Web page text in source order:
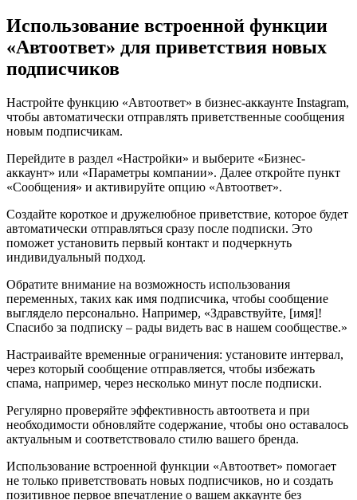
Использование встроенной функции
«Автоответ» для приветствия новых
подписчиков
Настройте функцию «Автоответ» в бизнес-аккаунте Instagram,
чтобы автоматически отправлять приветственные сообщения
новым подписчикам.
Перейдите в раздел «Настройки» и выберите «Бизнес-
аккаунт» или «Параметры компании». Далее откройте пункт
«Сообщения» и активируйте опцию «Автоответ».
Создайте короткое и дружелюбное приветствие, которое будет
автоматически отправляться сразу после подписки. Это
поможет установить первый контакт и подчеркнуть
индивидуальный подход.
Обратите внимание на возможность использования
переменных, таких как имя подписчика, чтобы сообщение
выглядело персонально. Например, «Здравствуйте, [имя]!
Спасибо за подписку – рады видеть вас в нашем сообществе.»
Настраивайте временные ограничения: установите интервал,
через который сообщение отправляется, чтобы избежать
спама, например, через несколько минут после подписки.
Регулярно проверяйте эффективность автоответа и при
необходимости обновляйте содержание, чтобы оно оставалось
актуальным и соответствовало стилю вашего бренда.
Использование встроенной функции «Автоответ» помогает
не только приветствовать новых подписчиков, но и создать
позитивное первое впечатление о вашем аккаунте без